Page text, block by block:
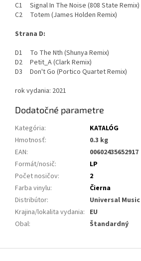
C1 Signal In The Noise (808 State Remix)
C2 Totem (James Holden Remix)
Strana D:
D1 To The Nth (Shunya Remix)
D2 Petit_A (Clark Remix)
D3 Don't Go (Portico Quartet Remix)
rok vydania: 2021
Dodatočné parametre
Kategória:
KATALÓG
Hmotnosť:
0.3 kg
EAN:
00602435652917
Formát/nosič:
LP
Počet nosičov:
2
Farba vinylu:
Čierna
Distribútor:
Universal Music
Krajina/lokalita vydania: EU
Obal: Štandardný